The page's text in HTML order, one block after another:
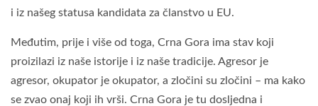
i iz našeg statusa kandidata za članstvo u EU.
Međutim, prije i više od toga, Crna Gora ima stav koji
proizilazi iz naše istorije i iz naše tradicije. Agresor je
agresor, okupator je okupator, a zločini su zločini – ma kako
se zvao onaj koji ih vrši. Crna Gora je tu dosljedna i